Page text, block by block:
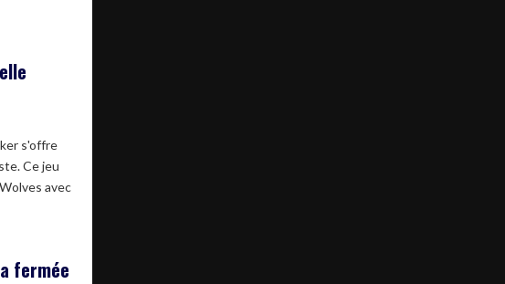
s'offre
Ce jeu
avec
fermée